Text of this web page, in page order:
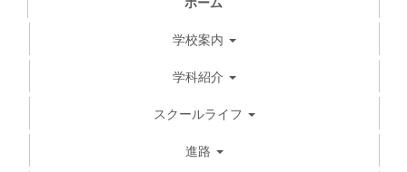
学校案内
学科紹介
スクールライフ
進路